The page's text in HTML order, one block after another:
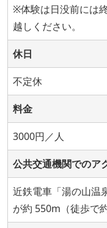
※体験は日没前には
越しください。
休日
不定休
料金
3000円／人
公共交通機関でのア
近鉄電車「湯の山温
が約 550m（徒歩で